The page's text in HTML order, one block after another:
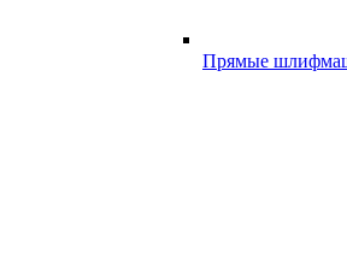
Прямые